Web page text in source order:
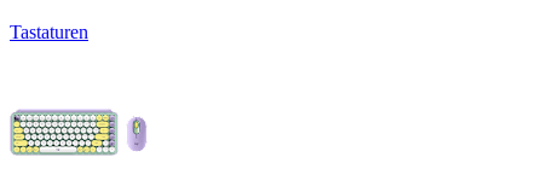
Tastaturen